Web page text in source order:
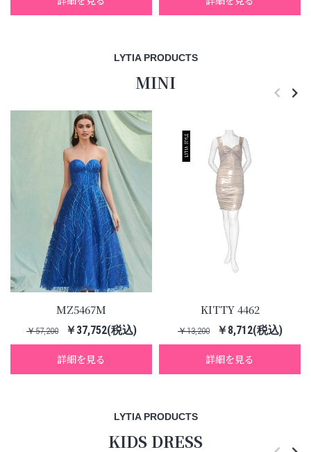
MINI
LYTIA PRODUCTS
MZ5467M
￥57,200 ￥37,752(税込)
詳細を見る
KITTY 4462
￥13,200 ￥8,712(税込)
詳細を見る
KIDS DRESS
LYTIA PRODUCTS